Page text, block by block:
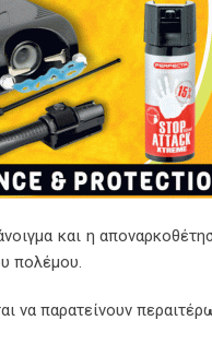
και η
πολέμου.
να παρατείνουν